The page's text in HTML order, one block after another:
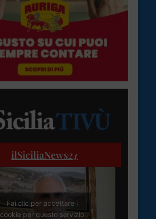
ilSiciliaNews24
Fai clic per accettare i
cookie per questo servizio